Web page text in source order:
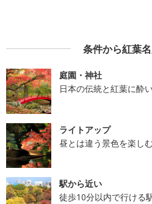
条件から紅葉
庭園・神社
日本の伝統と紅葉に酔
ライトアップ
昼とは違う景色を楽し
駅から近い
徒歩10分以内で行ける